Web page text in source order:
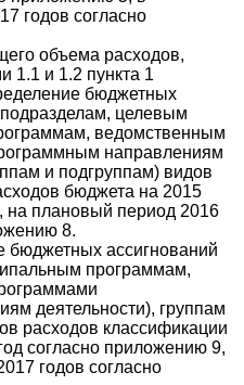
годов согласно
объема расходов,
1.1 и 1.2 пункта 1
бюджетных
целевым
ведомственным
направлениям
и подгруппам) видов
бюджета на 2015
на плановый период 2016
8.
бюджетных ассигнований
программам,
деятельности), группам
расходов классификации
согласно приложению 9,
годов согласно